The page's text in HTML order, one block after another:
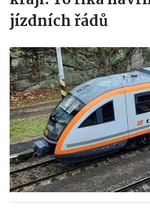
jízdních řádů